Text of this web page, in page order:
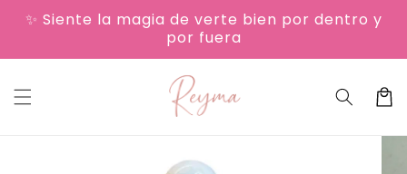
the
Privacy
Policy
✨ Siente la magia de verte bien por dentro y
por fuera